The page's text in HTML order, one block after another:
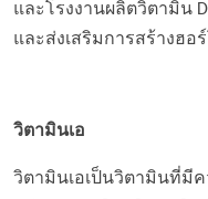
และโรงงานผลิตวิตามิน
และส่งเสริมการสร้างฮอ
วิตามินเอ
วิตามินเอเป็นวิตามินที่มี